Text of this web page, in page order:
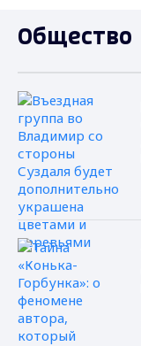
Общество